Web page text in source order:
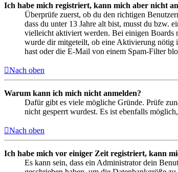
Ich habe mich registriert, kann mich aber nicht
Überprüfe zuerst, ob du den richtigen
dass du unter 13 Jahre alt bist, musst du bzw.
vielleicht aktiviert werden. Bei einigen Boards
wurde dir mitgeteilt, ob eine Aktivierung nötig
hast oder die E-Mail von einem Spam-Filter
Nach oben
Warum kann ich mich nicht anmelden?
Dafür gibt es viele mögliche Gründe. Prüfe
nicht gesperrt wurdest. Es ist ebenfalls
Nach oben
Ich habe mich vor einiger Zeit registriert, kann
Es kann sein, dass ein Administrator dein